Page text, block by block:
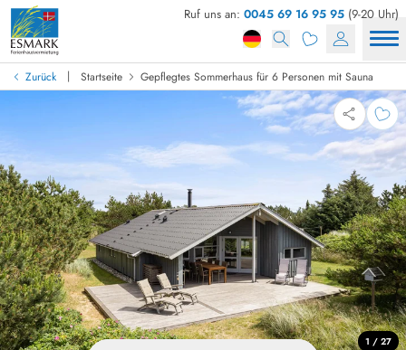
Ruf uns an: 0045 69 16 95 95 (9-20 Uhr)
Zurück | Startseite Gepflegtes Sommerhaus für 6 Personen mit Sauna
1 / 27